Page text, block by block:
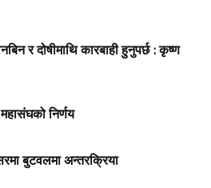
र दोषीमाथि कारबाही हुनुपर्छ : कृष्ण
निर्णय
बुटवलमा अन्तरक्रिया